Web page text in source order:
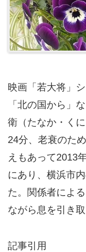
映画「若大将」
「北の国から」
衛（たなか・く
24分、老衰のた
えもあって2013
にあり、横浜市
た。関係者によ
ながら息を引き
記事引用